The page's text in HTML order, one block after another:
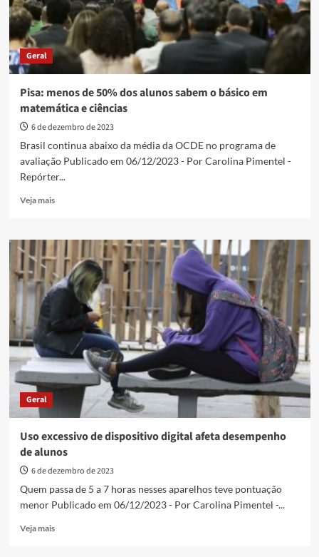
Geral
Pisa: menos de 50% dos alunos sabem o básico em
matemática e ciências
6 de dezembro de 2023
Brasil continua abaixo da média da OCDE no programa de
avaliação Publicado em 06/12/2023 - Por Carolina Pimentel -
Repórter...
Veja maisRead
Pisa:
menos
50%
dos
sabem
o
básico
em
matemática
e
ciências
Geral
Uso excessivo de dispositivo digital afeta desempenho
de alunos
6 de dezembro de 2023
Quem passa de 5 a 7 horas nesses aparelhos teve pontuação
menor Publicado em 06/12/2023 - Por Carolina Pimentel -...
Veja maisRead